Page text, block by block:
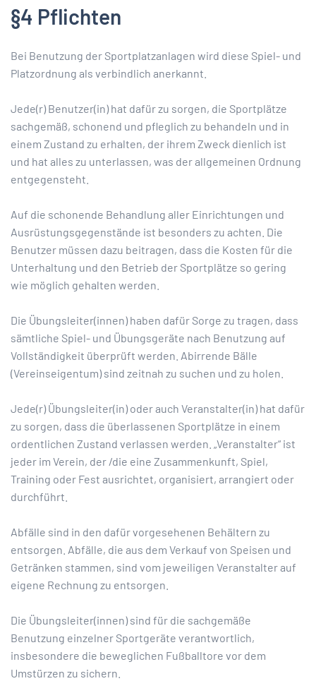
§4 Pflichten
Bei Benutzung der Sportplatzanlagen wird diese Spiel- und
Platzordnung als verbindlich anerkannt.
Jede(r) Benutzer(in) hat dafür zu sorgen, die Sportplätze
sachgemäß, schonend und pfleglich zu behandeln und in
einem Zustand zu erhalten, der ihrem Zweck dienlich ist
und hat alles zu unterlassen, was der allgemeinen Ordnung
entgegensteht.
Auf die schonende Behandlung aller Einrichtungen und
Ausrüstungsgegenstände ist besonders zu achten. Die
Benutzer müssen dazu beitragen, dass die Kosten für die
Unterhaltung und den Betrieb der Sportplätze so gering
wie möglich gehalten werden.
Die Übungsleiter(innen) haben dafür Sorge zu tragen, dass
sämtliche Spiel- und Übungsgeräte nach Benutzung auf
Vollständigkeit überprüft werden. Abirrende Bälle
(Vereinseigentum) sind zeitnah zu suchen und zu holen.
Jede(r) Übungsleiter(in) oder auch Veranstalter(in) hat dafür
zu sorgen, dass die überlassenen Sportplätze in einem
ordentlichen Zustand verlassen werden. „Veranstalter“ ist
jeder im Verein, der /die eine Zusammenkunft, Spiel,
Training oder Fest ausrichtet, organisiert, arrangiert oder
durchführt.
Abfälle sind in den dafür vorgesehenen Behältern zu
entsorgen. Abfälle, die aus dem Verkauf von Speisen und
Getränken stammen, sind vom jeweiligen Veranstalter auf
eigene Rechnung zu entsorgen.
Die Übungsleiter(innen) sind für die sachgemäße
Benutzung einzelner Sportgeräte verantwortlich,
insbesondere die beweglichen Fußballtore vor dem
Umstürzen zu sichern.